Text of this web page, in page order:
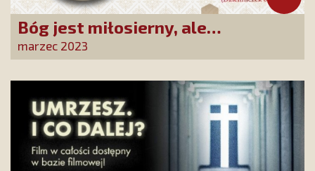
Bóg jest miłosierny, ale
sprawiedliwy!
marzec 2023